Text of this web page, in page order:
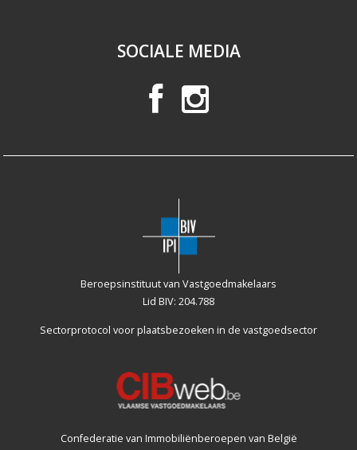
SOCIALE MEDIA
Beroepsinstituut van Vastgoedmakelaars
Lid BIV: 204.788
Sectorprotocol voor plaatsbezoeken in de vastgoedsector
Confederatie van Immobiliënberoepen van België